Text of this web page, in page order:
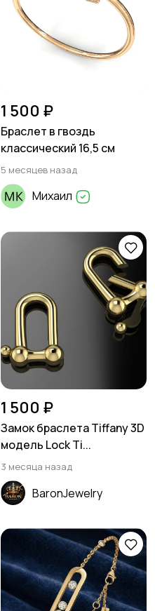
1 500 ₽
Браслет в гвоздь
классический 16,5 см
5 месяцев назад
Михаил
1 500 ₽
Замок браслета Tiffany 3D
модель Lock Ti...
3 месяца назад
BaronJewelry